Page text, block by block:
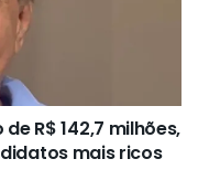
R$ 142,7 milhões,
mais ricos